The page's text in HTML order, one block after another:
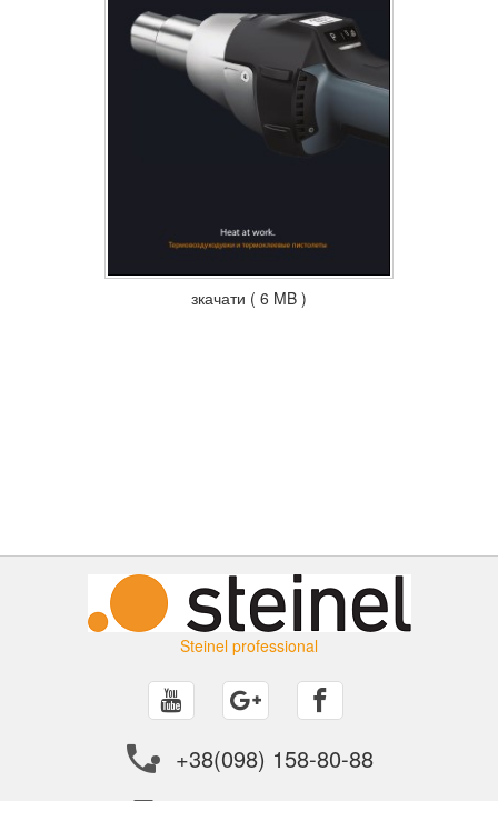
зкачати ( 6 MB )
Steinel professional
+38(098) 158-80-88